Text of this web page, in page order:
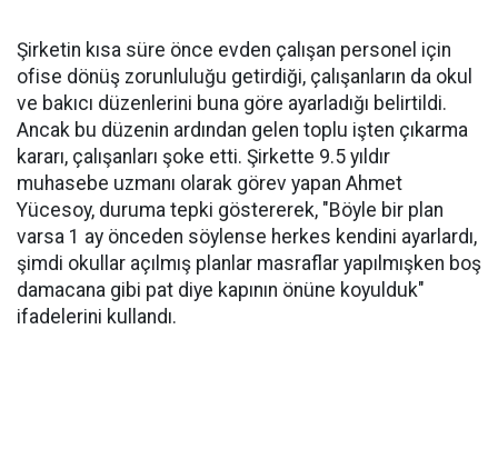
Şirketin kısa süre önce evden çalışan personel için
ofise dönüş zorunluluğu getirdiği, çalışanların da okul
ve bakıcı düzenlerini buna göre ayarladığı belirtildi.
Ancak bu düzenin ardından gelen toplu işten çıkarma
kararı, çalışanları şoke etti. Şirkette 9.5 yıldır
muhasebe uzmanı olarak görev yapan Ahmet
Yücesoy, duruma tepki göstererek, "Böyle bir plan
varsa 1 ay önceden söylense herkes kendini ayarlardı,
şimdi okullar açılmış planlar masraflar yapılmışken boş
damacana gibi pat diye kapının önüne koyulduk"
ifadelerini kullandı.